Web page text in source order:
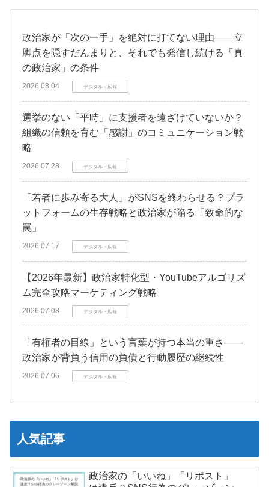
政治家が「次の一手」を絶対に打てない理由――立
脚点を隠すだんまりと、それでも発信し続ける「真
の政治家」の条件
2026.08.04 デジタル・広報
選挙のない「平時」に支援者を遠ざけていないか？
組織の信頼を育む「感謝」のコミュニケーション戦
略
2026.07.28 デジタル・広報
「若者に歩み寄る大人」がSNSを終わらせる？プラ
ットフォームの生存戦略と政治家が陥る「致命的な
罠」
2026.07.17 デジタル・広報
【2026年最新】政治家特化型・YouTubeアルゴリズ
ム完全攻略マーケティング戦略
2026.07.08 デジタル・広報
「有権者の目線」という言葉が持つ本当の重さ――
政治家が背負う信用の負債と行動履歴の継続性
2026.07.06 デジタル・広報
人気記事
政治家の「いいね」「リポスト」